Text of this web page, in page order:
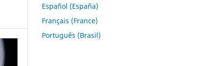
Español (España)
Français (France)
Português (Brasil)